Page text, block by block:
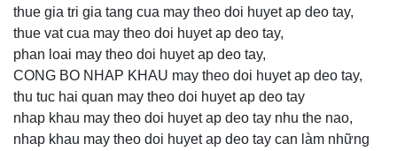
thue gia tri gia tang cua may theo doi huyet ap deo tay,
thue vat cua may theo doi huyet ap deo tay,
phan loai may theo doi huyet ap deo tay,
CONG BO NHAP KHAU may theo doi huyet ap deo tay,
thu tuc hai quan may theo doi huyet ap deo tay
nhap khau may theo doi huyet ap deo tay nhu the nao,
nhap khau may theo doi huyet ap deo tay can làm những